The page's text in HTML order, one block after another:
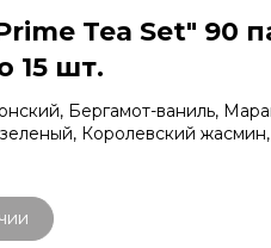
Tea Set" 90
15 шт.
Бергамот-ваниль,
Королевский